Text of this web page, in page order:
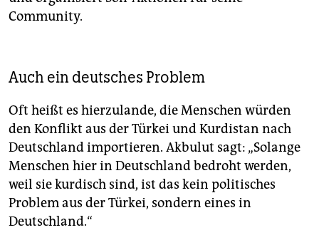
Community.
Auch ein deutsches Problem
Oft heißt es hierzulande, die Menschen würden
den Konflikt aus der Türkei und Kurdistan nach
Deutschland importieren. Akbulut sagt: „Solange
Menschen hier in Deutschland bedroht werden,
weil sie kurdisch sind, ist das kein politisches
Problem aus der Türkei, sondern eines in
Deutschland.“